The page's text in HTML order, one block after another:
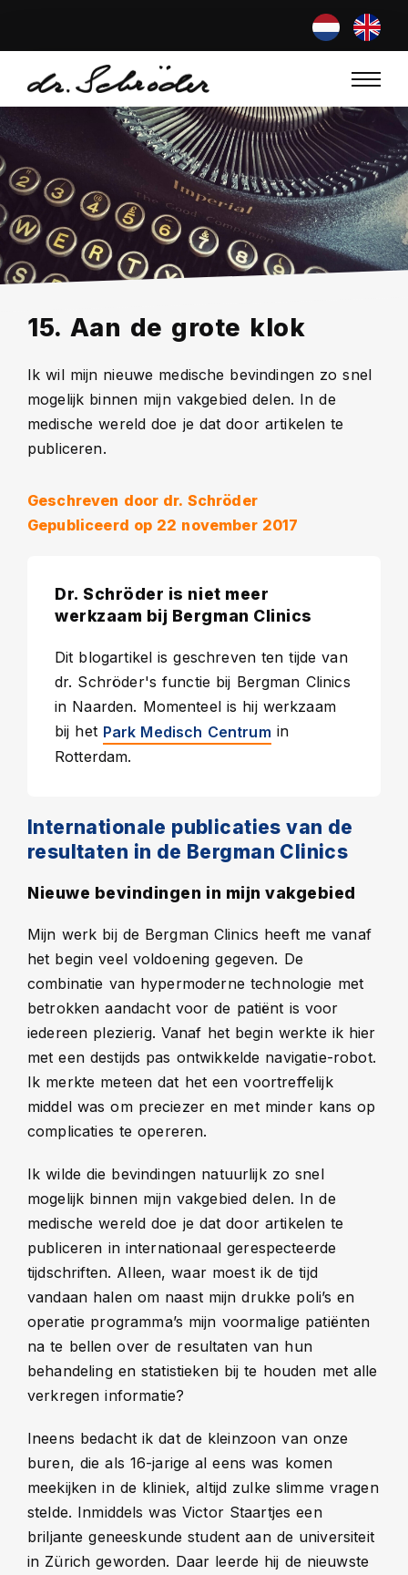
15. Aan de grote klok
Ik wil mijn nieuwe medische bevindingen zo snel
mogelijk binnen mijn vakgebied delen. In de
medische wereld doe je dat door artikelen te
publiceren.
Geschreven door dr. Schröder
Gepubliceerd op 22 november 2017
Dr. Schröder is niet meer
werkzaam bij Bergman Clinics
Dit blogartikel is geschreven ten tijde van
dr. Schröder's functie bij Bergman Clinics
in Naarden. Momenteel is hij werkzaam
bij het Park Medisch Centrum in
Rotterdam.
Internationale publicaties van de
resultaten in de Bergman Clinics
Nieuwe bevindingen in mijn vakgebied
Mijn werk bij de Bergman Clinics heeft me vanaf
het begin veel voldoening gegeven. De
combinatie van hypermoderne technologie met
betrokken aandacht voor de patiënt is voor
iedereen plezierig. Vanaf het begin werkte ik hier
met een destijds pas ontwikkelde navigatie-robot.
Ik merkte meteen dat het een voortreffelijk
middel was om preciezer en met minder kans op
complicaties te opereren.
Ik wilde die bevindingen natuurlijk zo snel
mogelijk binnen mijn vakgebied delen. In de
medische wereld doe je dat door artikelen te
publiceren in internationaal gerespecteerde
tijdschriften. Alleen, waar moest ik de tijd
vandaan halen om naast mijn drukke poli’s en
operatie programma’s mijn voormalige patiënten
na te bellen over de resultaten van hun
behandeling en statistieken bij te houden met alle
verkregen informatie?
Ineens bedacht ik dat de kleinzoon van onze
buren, die als 16-jarige al eens was komen
meekijken in de kliniek, altijd zulke slimme vragen
stelde. Inmiddels was Victor Staartjes een
briljante geneeskunde student aan de universiteit
in Zürich geworden. Daar leerde hij de nieuwste